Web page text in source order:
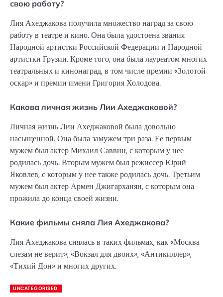
свою работу?
Лия Ахеджакова получила множество наград за свою
работу в театре и кино. Она была удостоена звания
Народной артистки Российской Федерации и Народной
артистки Грузии. Кроме того, она была лауреатом многих
театральных и кинонаград, в том числе премии «Золотой
оскар» и премии имени Григория Холодова.
Какова личная жизнь Лии Ахеджаковой?
Личная жизнь Лии Ахеджаковой была довольно
насыщенной. Она была замужем три раза. Ее первым
мужем был актер Михаил Саввин, с которым у нее
родилась дочь. Вторым мужем был режиссер Юрий
Яковлев, с которым у нее также родилась дочь. Третьим
мужем был актер Армен Джигарханян, с которым она
прожила до конца своей жизни.
Какие фильмы сняла Лия Ахеджакова?
Лия Ахеджакова снялась в таких фильмах, как «Москва
слезам не верит», «Вокзал для двоих», «Антикиллер»,
«Тихий Дон» и многих других.
UNCATEGORISED